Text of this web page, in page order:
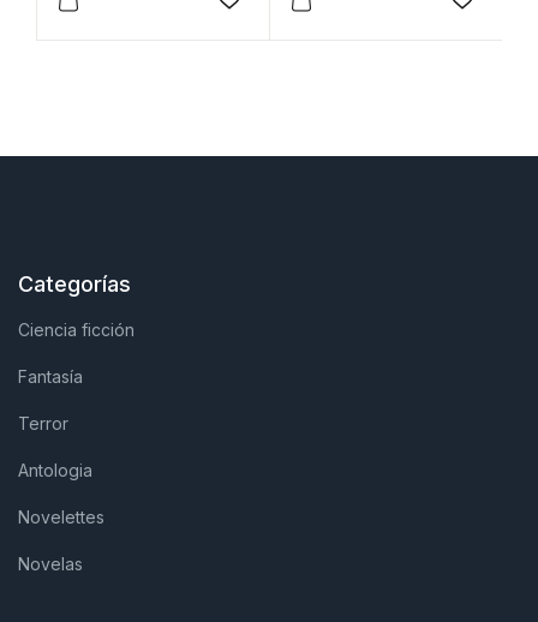
Añadir a la lista de deseosAñadir
Categorías
Ciencia ficción
Fantasía
Terror
Antologia
Novelettes
Novelas